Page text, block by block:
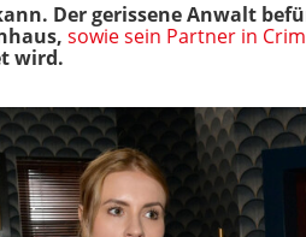
Der gerissene Anwalt
sowie sein Partner in
wird.